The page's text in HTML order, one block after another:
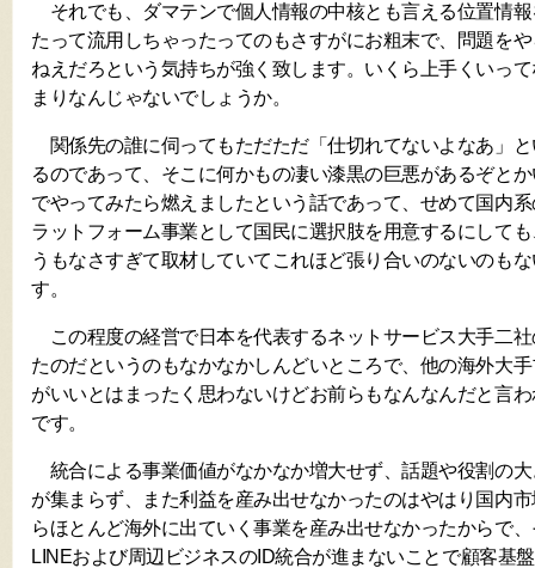
それでも、ダマテンで個人情報の中核とも言える位置情
たって流用しちゃったってのもさすがにお粗末で、問題を
ねえだろという気持ちが強く致します。いくら上手くいっ
まりなんじゃないでしょうか。
関係先の誰に伺ってもただただ「仕切れてないよなあ」
るのであって、そこに何かもの凄い漆黒の巨悪があるぞと
でやってみたら燃えましたという話であって、せめて国内
ラットフォーム事業として国民に選択肢を用意するにして
うもなさすぎて取材していてこれほど張り合いのないのも
す。
この程度の経営で日本を代表するネットサービス大手二
たのだというのもなかなかしんどいところで、他の海外大
がいいとはまったく思わないけどお前らもなんなんだと言
です。
統合による事業価値がなかなか増大せず、話題や役割の
が集まらず、また利益を産み出せなかったのはやはり国内
らほとんど海外に出ていく事業を産み出せなかったからで
LINEおよび周辺ビジネスのID統合が進まないことで顧客基